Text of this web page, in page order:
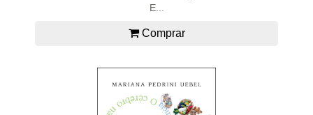
E...
Comprar